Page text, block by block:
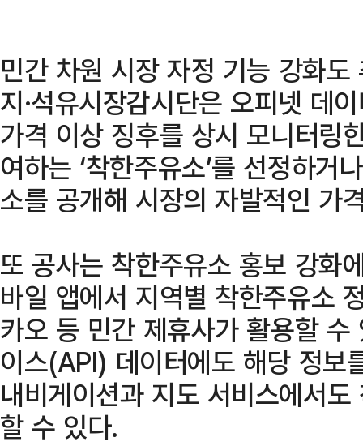
민간 차원 시장 자정 기능 강화
지·석유시장감시단은 오피넷 데
가격 이상 징후를 상시 모니터링
여하는 ‘착한주유소’를 선정하거
소를 공개해 시장의 자발적인 가
또 공사는 착한주유소 홍보 강화
바일 앱에서 지역별 착한주유소
카오 등 민간 제휴사가 활용할
이스(API) 데이터에도 해당 정보
내비게이션과 지도 서비스에서
할 수 있다.